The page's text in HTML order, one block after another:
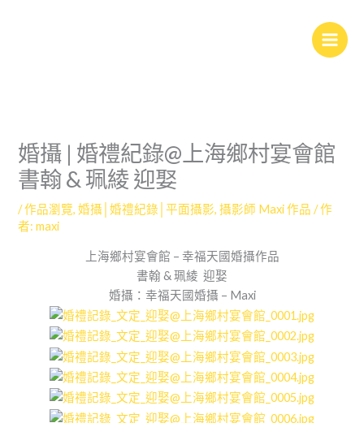
婚攝 | 婚禮紀錄@上海鄉村宴會館
書翰 & 珮綾 迎娶
/作品瀏覽,婚攝│婚禮紀錄│平面攝影,攝影師 Maxi 作品 / 作
者:maxi
上海鄉村宴會館 – 幸福天國婚攝作品
書翰 & 珮綾 迎娶
婚攝：幸福天國婚攝 – Maxi